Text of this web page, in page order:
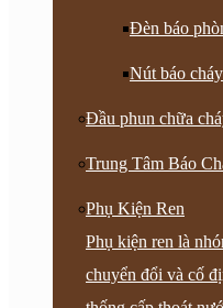
Đèn báo
Nút báo cháy
Đầu phun chữa
Trung Tâm Báo
Phụ Kiện Ren
Phụ kiện ren là
chuyển đổi và cố